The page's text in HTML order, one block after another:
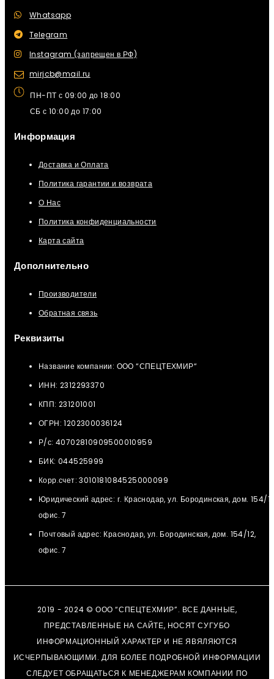
Whatsapp
Telegram
Instagram (запрещен в РФ)
mirjcb@mail.ru
ПН-ПТ с 09:00 до 18:00
СБ с 10:00 до 17:00
Информация
Доставка и Оплата
Политика гарантии и возврата
О Нас
Политика конфиденциальности
Карта сайта
Дополнительно
Производители
Обратная связь
Реквизиты
Название компании: ООО “СПЕЦТЕХМИР“
ИНН: 2312293370
КПП: 231201001
ОГРН: 1202300036124
Р/с: 40702810909500010959
БИК: 044525999
Корр.счет: 3010181084525000099
Юридический адрес: г. Краснодар, ул. Бородинская, дом. 154/
офис. 7
Почтовый адрес: Краснодар, ул. Бородинская, дом. 154/12,
офис. 7
2019 - 2024 © ООО “СПЕЦТЕХМИР”. ВСЕ ДАННЫЕ,
ПРЕДСТАВЛЕННЫЕ НА САЙТЕ, НОСЯТ СУГУБО
ИНФОРМАЦИОННЫЙ ХАРАКТЕР И НЕ ЯВЯЛЯЮТСЯ
ИСЧЕРПЫВАЮЩИМИ. ДЛЯ БОЛЕЕ ПОДРОБНОЙ ИНФОРМАЦИИ
СЛЕДУЕТ ОБРАЩАТЬСЯ К МЕНЕДЖЕРАМ КОМПАНИИ ПО